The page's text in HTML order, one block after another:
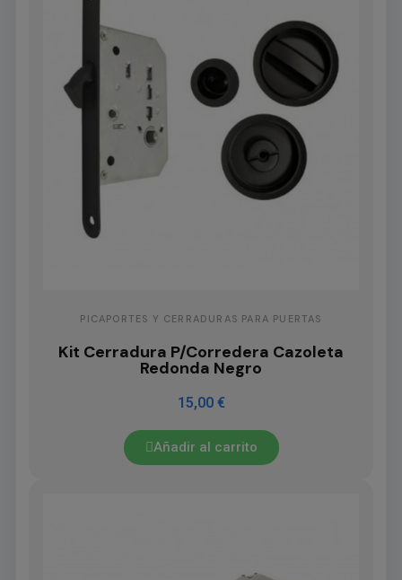
PICAPORTES Y CERRADURAS PARA PUERTAS
Kit Cerradura P/Corredera Cazoleta
Redonda Negro
15,00 €
Añadir al carrito